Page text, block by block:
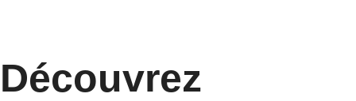
Découvrez